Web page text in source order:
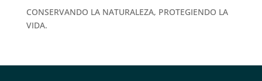
CONSERVANDO LA NATURALEZA, PROTEGIENDO LA
VIDA.